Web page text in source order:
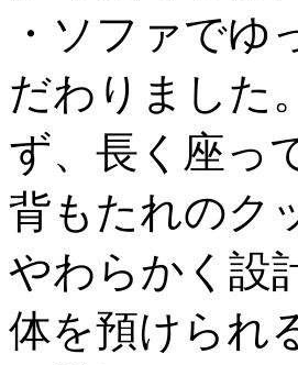
・ソファで
だわりました
ず、長く座っ
背もたれのク
やわらかく設
体を預けられ